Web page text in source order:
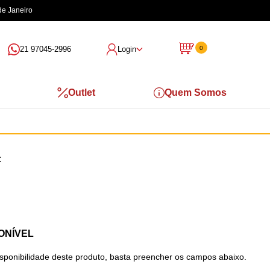
Janeiro
21 97045-2996 Login 0
Outlet Quem Somos
deste produto, basta preencher os campos abaixo.